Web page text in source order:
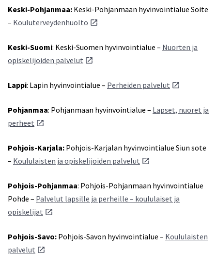
Keski-Pohjanmaa: Keski-Pohjanmaan hyvinvointialue Soite
– Kouluterveydenhuolto
Keski-Suomi: Keski-Suomen hyvinvointialue – Nuorten ja
opiskelijoiden palvelut
Lappi: Lapin hyvinvointialue – Perheiden palvelut
Pohjanmaa: Pohjanmaan hyvinvointialue – Lapset, nuoret ja
perheet
Pohjois-Karjala: Pohjois-Karjalan hyvinvointialue Siun sote
– Koululaisten ja opiskelijoiden palvelut
Pohjois-Pohjanmaa: Pohjois-Pohjanmaan hyvinvointialue
Pohde – Palvelut lapsille ja perheille – koululaiset ja
opiskelijat
Pohjois-Savo: Pohjois-Savon hyvinvointialue – Koululaisten
palvelut